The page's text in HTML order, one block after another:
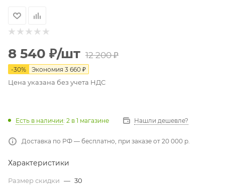
8 540 ₽/шт 12 200₽
-30% Экономия 3 660 ₽
Цена указана без учета НДС
Есть в наличии: 2 в 1 магазине Нашли дешевле?
Доставка по РФ — бесплатно, при заказе от 20 000 р.
Характеристики
Размер скидки — 30